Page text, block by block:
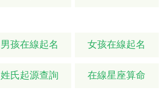
男孩在線起名 女孩在線起名
姓氏起源查詢 在線星座算命